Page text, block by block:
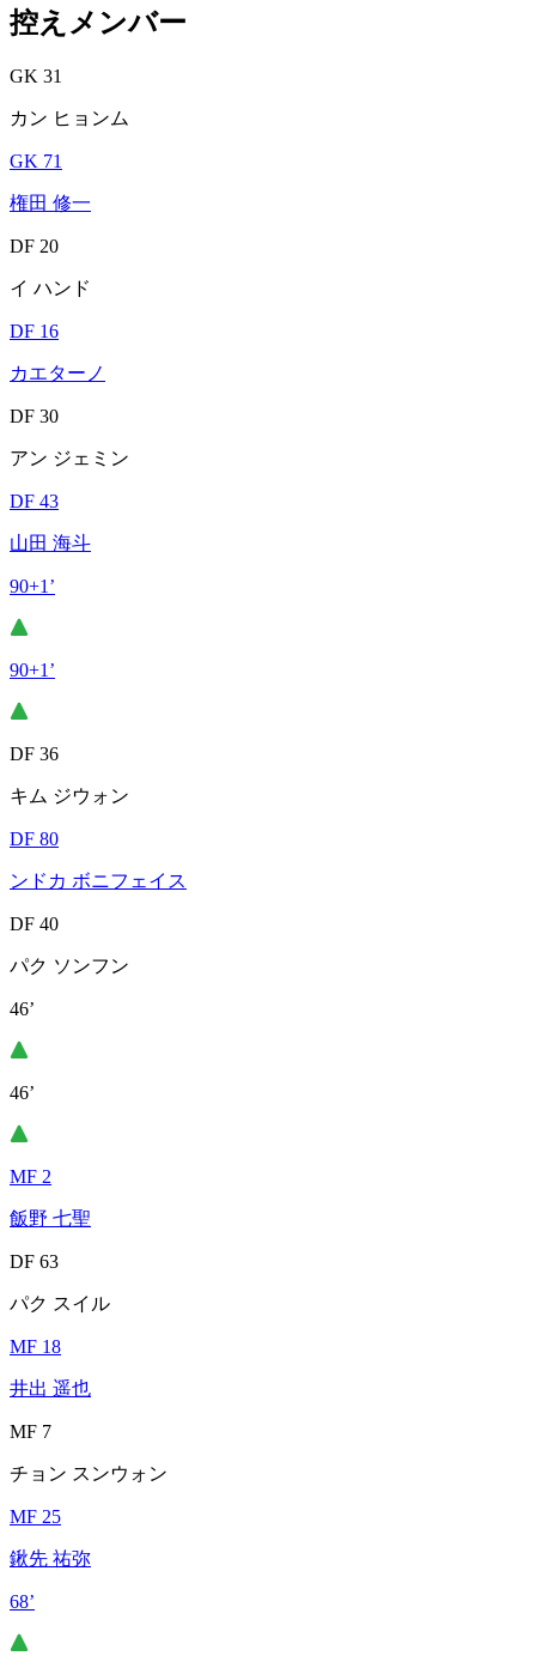
控えメンバー
GK 31
カン ヒョンム
GK 71
権田 修一
DF 20
イ ハンド
DF 16
カエターノ
DF 30
アン ジェミン
DF 43
山田 海斗
90+1’
90+1’
DF 36
キム ジウォン
DF 80
ンドカ ボニフェイス
DF 40
パク ソンフン
46’
46’
MF 2
飯野 七聖
DF 63
パク スイル
MF 18
井出 遥也
MF 7
チョン スンウォン
MF 25
鍬先 祐弥
68’